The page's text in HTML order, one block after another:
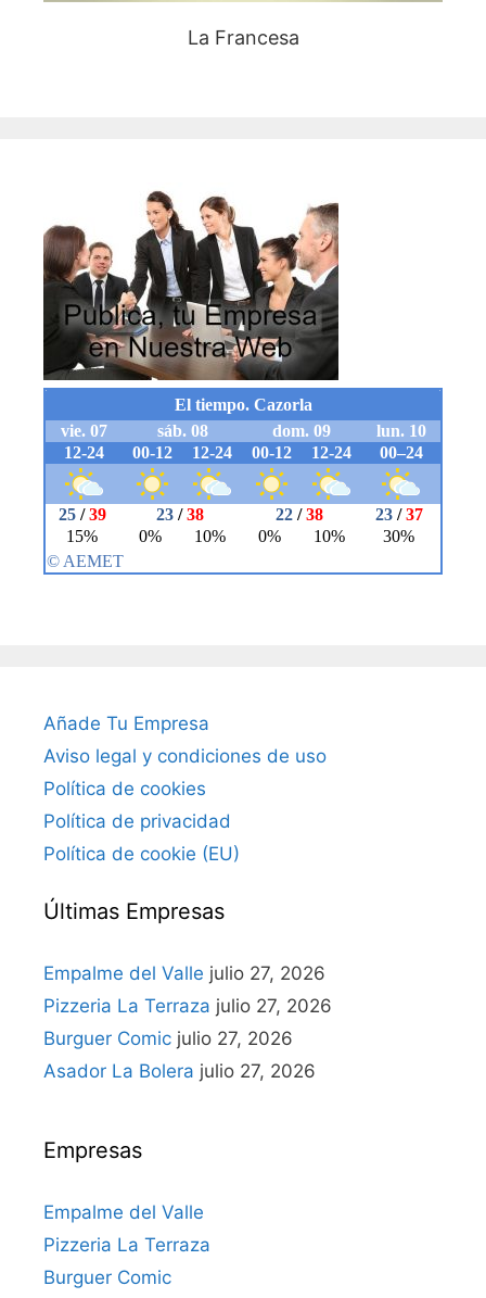
La Francesa
Añade Tu Empresa
Aviso legal y condiciones de uso
Política de cookies
Política de privacidad
Política de cookie (EU)
Últimas Empresas
Empalme del Valle julio 27, 2026
Pizzeria La Terraza julio 27, 2026
Burguer Comic julio 27, 2026
Asador La Bolera julio 27, 2026
Empresas
Empalme del Valle
Pizzeria La Terraza
Burguer Comic